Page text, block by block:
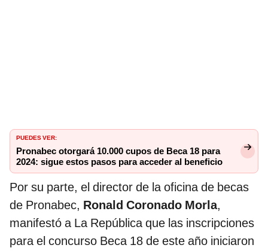
PUEDES VER:
Pronabec otorgará 10.000 cupos de Beca 18 para
2024: sigue estos pasos para acceder al beneficio
Por su parte, el director de la oficina de becas
de Pronabec, Ronald Coronado Morla,
manifestó a La República que las inscripciones
para el concurso Beca 18 de este año iniciaron